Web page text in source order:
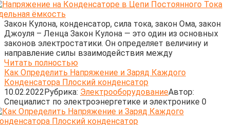
Закон Кулона, конденсатор, сила тока, закон Ома, закон
Джоуля – Ленца Закон Кулона — это один из основных
законов электростатики. Он определяет величину и
направление силы взаимодействия между
Читать полностью
Как Определить Напряжение и Заряд Каждого
Конденсатора Плоский конденсатор
10.02.2022Рубрика: ЭлектрооборудованиеАвтор:
Cпециалист по электроэнергетике и электронике 0